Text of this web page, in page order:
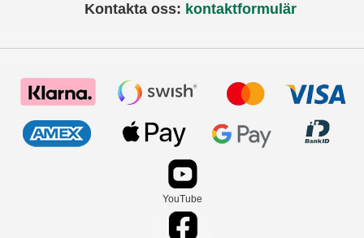
Kontakta oss: kontaktformulär
YouTube